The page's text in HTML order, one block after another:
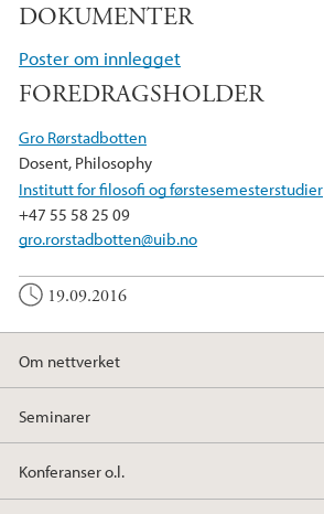
e
c
b
o
o
k
DOKUMENTER
Poster om innlegget
FOREDRAGSHOLDER
Gro Rørstadbotten
Dosent, Philosophy
Institutt for filosofi og førstesemesterstudier
+47 55 58 25 09
gro.rorstadbotten@uib.no
19.09.2016
Om nettverket
Seminarer
Konferanser o.l.